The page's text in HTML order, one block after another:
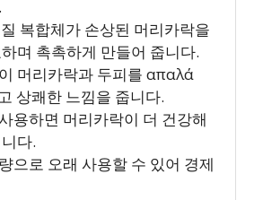
복합체가 손상된 머리카락을
며 촉촉하게 만들어 줍니다.
머리카락과 두피를 απαλά
상쾌한 느낌을 줍니다.
용하면 머리카락이 더 건강해
다.
으로 오래 사용할 수 있어 경제